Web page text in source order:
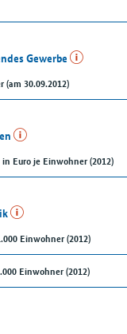
Gewerbe
(am 30.09.2012)
Euro je Einwohner (2012)
Einwohner (2012)
Einwohner (2012)